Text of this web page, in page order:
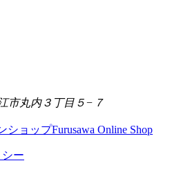
市丸内３丁目５−７
ショップFurusawa Online Shop
ー